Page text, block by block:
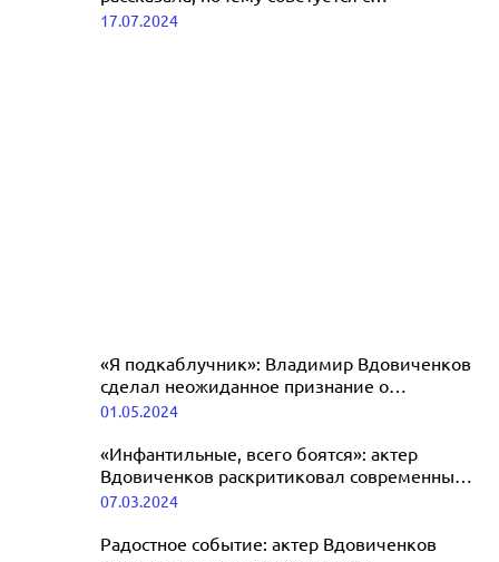
Вдовиченковым по работе
17.07.2024
«Я подкаблучник»: Владимир Вдовиченков
сделал неожиданное признание о
четвертом браке
01.05.2024
«Инфантильные, всего боятся»: актер
Вдовиченков раскритиковал современных
мужчин
07.03.2024
Радостное событие: актер Вдовиченков